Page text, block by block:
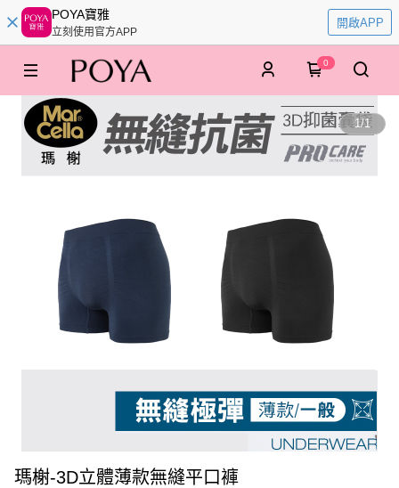
POYA寶雅
立刻使用官方APP
開啟APP
0
1/1
瑪榭-3D立體薄款無縫平口褲